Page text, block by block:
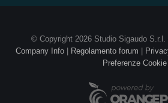
© Copyright 2026 Studio Sigaudo S.r.l.
Company Info
Regolamento forum
Preferenze Cookie